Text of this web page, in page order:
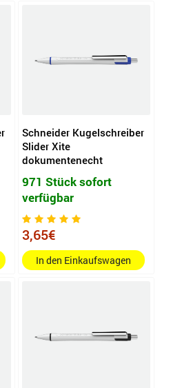
Schneider Kugelschreiber
Slider Xite
dokumentenecht
971 Stück sofort
verfügbar
3,65€
In den Einkaufswagen